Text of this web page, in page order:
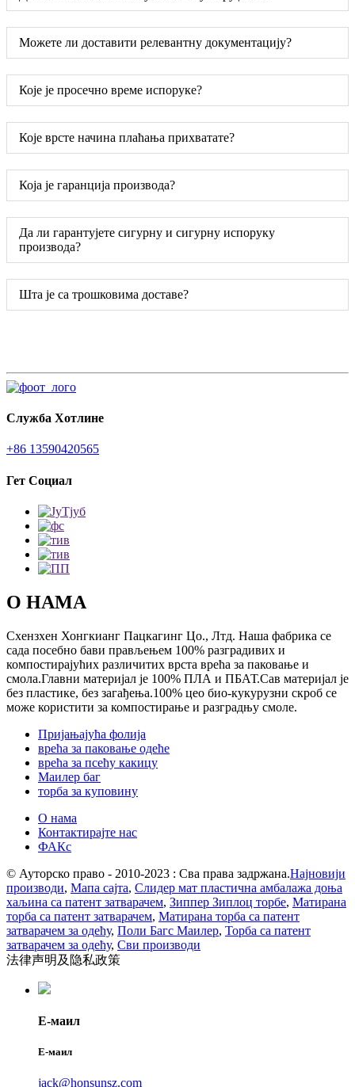
Можете ли доставити релевантну документацију?
Које је просечно време испоруке?
Које врсте начина плаћања прихватате?
Која је гаранција производа?
Да ли гарантујете сигурну и сигурну испоруку
производа?
Шта је са трошковима доставе?
Служба Хотлине
+86 13590420565
Гет Социал
О НАМА
Схензхен Хонгкианг Пацкагинг Цо., Лтд. Наша фабрика се
сада посебно бави прављењем 100% разградивих и
компостирајућих различитих врста врећа за паковање и
смола.Главни материјал је 100% ПЛА и ПБАТ.Сав материјал је
без пластике, без загађења.100% цео био-кукурузни скроб се
може користити за компостирање и разградњу смоле.
Пријањајућа фолија
врећа за паковање одеће
врећа за псећу какицу
Маилер баг
торба за куповину
О нама
Контактирајте нас
ФАКс
© Ауторско право - 2010-2023 : Сва права задржана.Најновији
производи, Мапа сајта, Слидер мат пластична амбалажа доња
хаљина са патент затварачем, Зиппер Зиплоц торбе, Матирана
торба са патент затварачем, Матирана торба са патент
затварачем за одећу, Поли Багс Маилер, Торба са патент
затварачем за одећу, Сви производи
法律声明及隐私政策
Е-маил
Е-маил
jack@honsunsz.com